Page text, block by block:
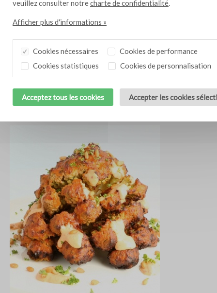
veuillez consulter notrecharte de confidentialité.
Afficher plus d'informations »
Cookies nécessaires
Cookies de performance
Cookies statistiques
Cookies de personnalisation
Acceptez tous les cookies Accepter les cookies
Sucettes au tartare de thon 4